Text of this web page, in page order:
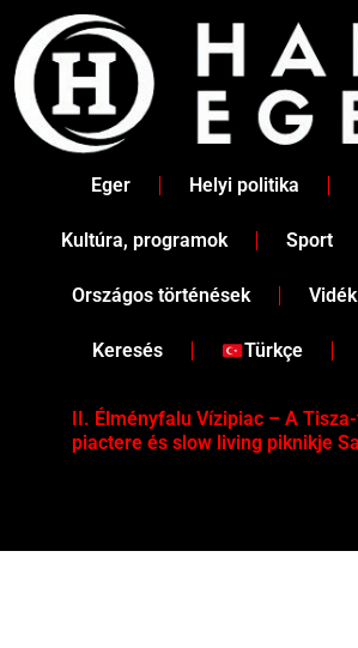
content
Eger Helyi politika
Kultúra, programok Sport
Országos történések Vidék
Keresés Türkçe
II. Élményfalu Vízipiac – A
piactere és slow living piknikje